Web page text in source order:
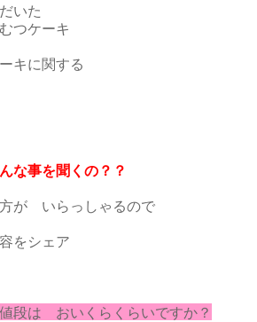
いた
つケーキ
キに関する
な事を聞くの？？
が いらっしゃるので
をシェア
段は おいくらくらいですか？